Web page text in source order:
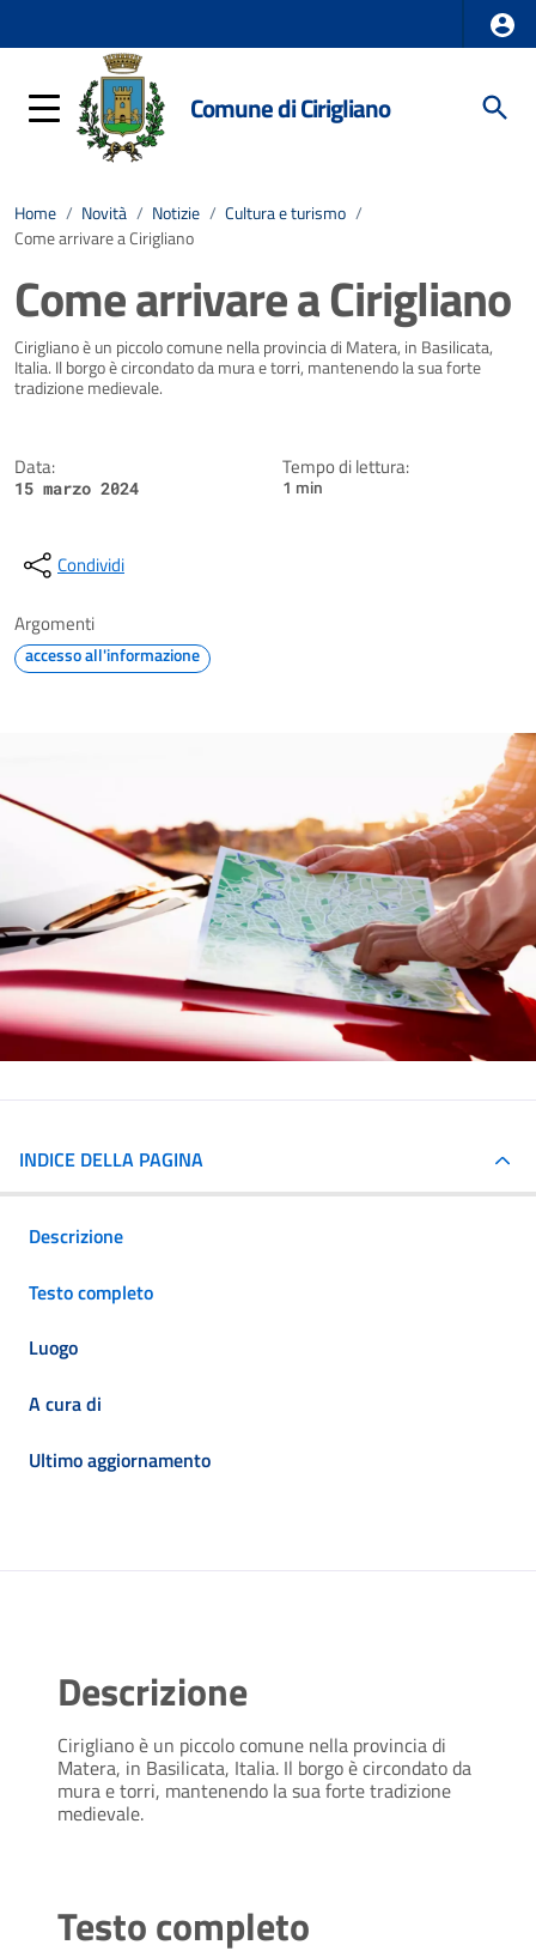
Comune di Cirigliano
Home / Novità / Notizie / Cultura e turismo /
Come arrivare a Cirigliano
Come arrivare a Cirigliano
Dettagli della notizia
Cirigliano è un piccolo comune nella provincia di Matera, in Basilicata,
Italia. Il borgo è circondato da mura e torri, mantenendo la sua forte
tradizione medievale.
Data:
15 marzo 2024
Tempo di lettura:
1 min
Condividi
Argomenti
accesso all'informazione
INDICE DELLA PAGINA
Descrizione
Testo completo
Luogo
A cura di
Ultimo aggiornamento
Descrizione
Cirigliano è un piccolo comune nella provincia di
Matera, in Basilicata, Italia. Il borgo è circondato da
mura e torri, mantenendo la sua forte tradizione
medievale.
Testo completo